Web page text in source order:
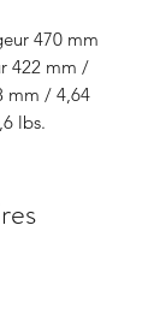
470 mm
422 mm /
mm / 4,64
lbs.